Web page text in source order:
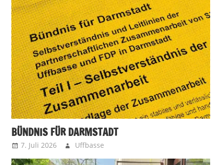
BÜNDNIS FÜR DARMSTADT
7. Juli 2026 Uffbasse